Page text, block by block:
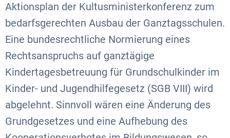
Aktionsplan der Kultusministerkonferenz zum
bedarfsgerechten Ausbau der Ganztagsschulen.
Eine bundesrechtliche Normierung eines
Rechtsanspruchs auf ganztägige
Kindertagesbetreuung für Grundschulkinder im
Kinder- und Jugendhilfegesetz (SGB VIII) wird
abgelehnt. Sinnvoll wären eine Änderung des
Grundgesetzes und eine Aufhebung des